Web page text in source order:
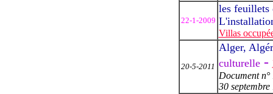
22-1-2009
les
Villas
20-5-2011
Alger,
culturelle-
Document
30